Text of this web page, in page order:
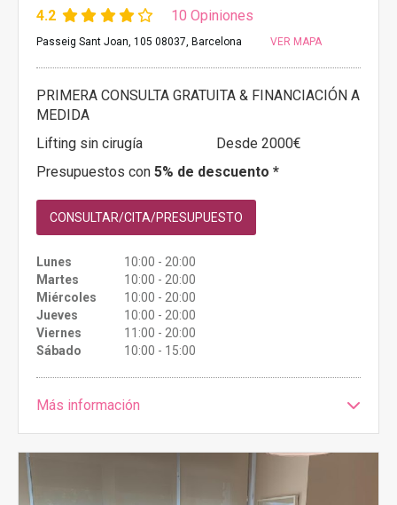
4.2 10 Opiniones
Passeig Sant Joan, 105 08037, Barcelona VER MAPA
PRIMERA CONSULTA GRATUITA & FINANCIACIÓN A
MEDIDA
Lifting sin cirugía
Desde 2000€
Presupuestos con 5% de descuento *
CONSULTAR/CITA/PRESUPUESTO
Lunes
10:00 - 20:00
Martes
10:00 - 20:00
Miércoles
10:00 - 20:00
Jueves
10:00 - 20:00
Viernes
11:00 - 20:00
Sábado
10:00 - 15:00
Más información